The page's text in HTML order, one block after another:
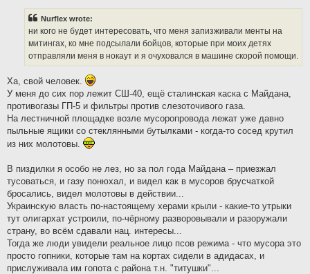
Nurflex wrote:
ни кого не будет интересовать, что меня запизживали менты на
митингах, ко мне подсылали бойцов, которые при моих детях
отправляли меня в нокаут и я очуховался в машине скорой помощи.
Ха, свой человек.
У меня до сих пор лежит СШ-40, ещё сталинская каска с Майдана,
противогазы ГП-5 и фильтры против слезоточивого газа.
На лестничной площадке возле мусоропровода лежат уже давно
пыльные ящики со стеклянными бутылками - когда-то сосед крутил
из них молотовы.
В пиздилки я особо не лез, но за пол года Майдана – приезжал
тусоваться, и газу понюхал, и видел как в мусоров брусчаткой
бросались, видел молотовы в действии...
Украинскую власть по-настоящему херами крыли - какие-то утрыки
тут олигархат устроили, по-чёрному разворовывали и разоружали
страну, во всём сдавали нац. интересы...
Тогда же люди увидели реальное лицо псов режима - что мусора это
просто гопники, которые там на кортах сидели в адидасах, и
прислуживала им гопота с района т.н. "титушки"...